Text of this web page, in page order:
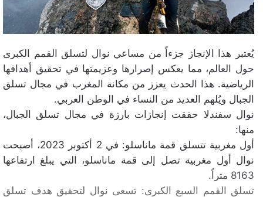
يُعتبر هذا الإنجاز جزءاً من مساعي نوال لتسلق القمم الكبرى
حول العالم، مما يعكس إصرارها وعزيمتها في تحقيق أهدافها
الرياضية. هذا الحدث يعزز من مكانة المغرب في مجال تسلق
الجبال ويُلهم العديد من النساء في الوطن العربي.
نوال سفندلا حققت إنجازات بارزة في مجال تسلق الجبال،
منها:
أول مغربية تتسلق قمة ماناسلو: في 2 أكتوبر 2023، أصبحت
نوال أول مغربية تصل إلى قمة ماناسلو، التي يبلغ ارتفاعها
8163 متراً.
تسلق القمم السبع الكبرى: تسعى نوال لتحقيق هدف تسلق